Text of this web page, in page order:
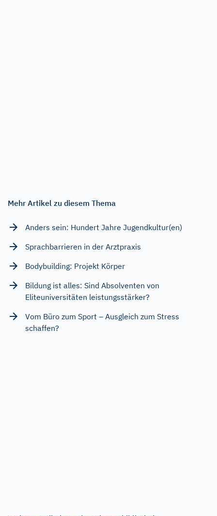
Mehr Artikel zu diesem Thema
Anders sein: Hundert Jahre Jugendkultur(en)
Sprachbarrieren in der Arztpraxis
Bodybuilding: Projekt Körper
Bildung ist alles: Sind Absolventen von
Eliteuniversitäten leistungsstärker?
Vom Büro zum Sport – Ausgleich zum Stress
schaffen?